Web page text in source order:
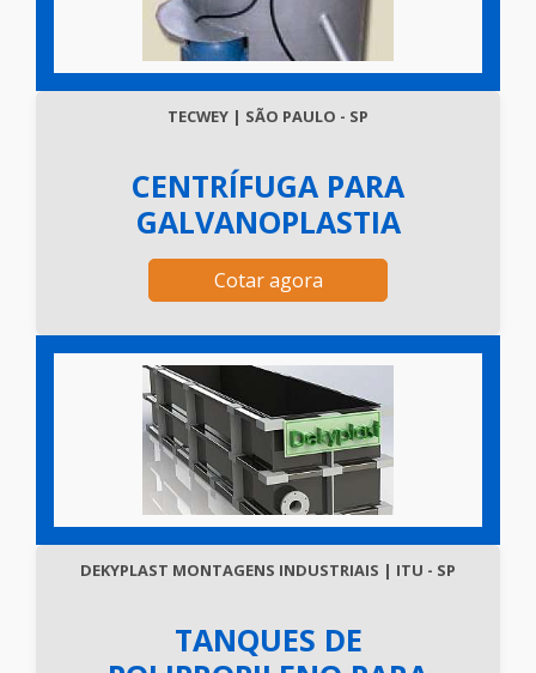
TECWEY | SÃO PAULO - SP
CENTRÍFUGA PARA
GALVANOPLASTIA
Cotar agora
DEKYPLAST MONTAGENS INDUSTRIAIS | ITU - SP
TANQUES DE